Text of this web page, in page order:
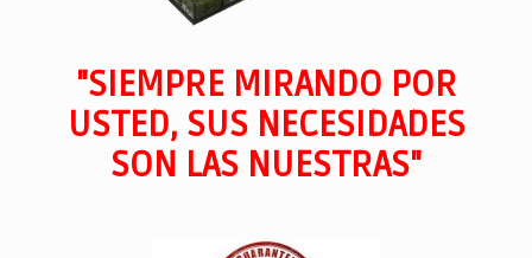
"SIEMPRE MIRANDO POR
USTED, SUS NECESIDADES
SON LAS NUESTRAS"